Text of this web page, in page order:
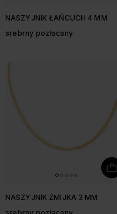
NASZYJNIK ŁAŃCUCH 4 MM
srebrny pozłacany
NASZYJNIK ŻMIJKA 3 MM